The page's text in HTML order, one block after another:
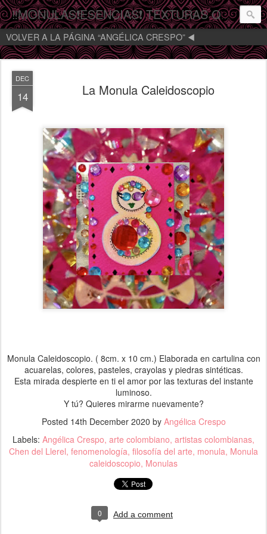
‼️MONULAS❗️ESENCIAS❗️ TEXTURAS QUE MIRAN‼️
VOLVER A LA PÁGINA “ANGÉLICA CRESPO” ◀️
DEC
14 La Monula Caleidoscopio
Monula Caleidoscopio. ( 8cm. x 10 cm.) Elaborada en cartulina con
acuarelas, colores, pasteles, crayolas y piedras sintéticas.
Esta mirada despierte en ti el amor por las texturas del instante
luminoso.
Y tú? Quieres mirarme nuevamente?
Posted 14th December 2020 by Angélica Crespo
Labels: Angélica Crespo arte colombiano artistas colombianas
Chen del Llerel fenomenología filosofía del arte monula Monula
caleidoscopio Monulas
0 Add a comment